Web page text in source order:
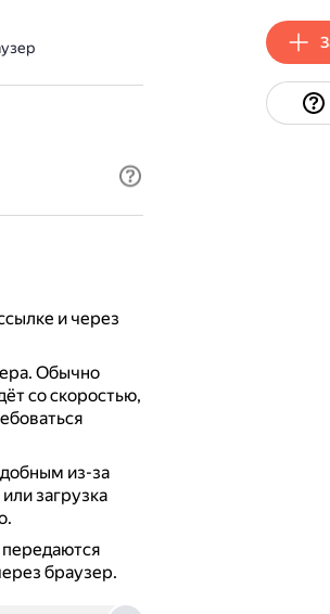
и через
Обычно
со скоростью,
из-за
загрузка
браузер.